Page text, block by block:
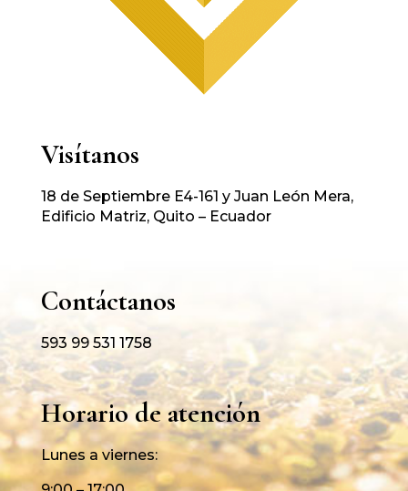
Visítanos
18 de Septiembre E4-161 y Juan León Mera,
Edificio Matriz, Quito – Ecuador
Contáctanos
593 99 531 1758
Horario de atención
Lunes a viernes: